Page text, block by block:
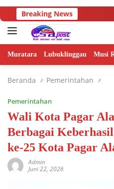
Langsung
ke
konten
Breaking News
Muratara Lubuklinggau Musi
Beranda Pemerintahan
Pemerintahan
Wali Kota Pagar
Berbagai
ke-25 Kota Pagar
Admin
Juni 22, 2026